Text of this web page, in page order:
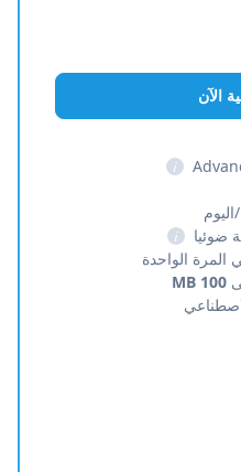
الآن
i
i
الواحدة
100 MB